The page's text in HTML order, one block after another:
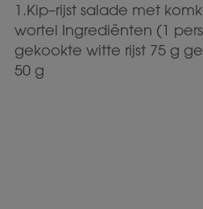
1.Kip–rijst salade met
wortel Ingrediënten (1
gekookte witte rijst 75 g
50 g